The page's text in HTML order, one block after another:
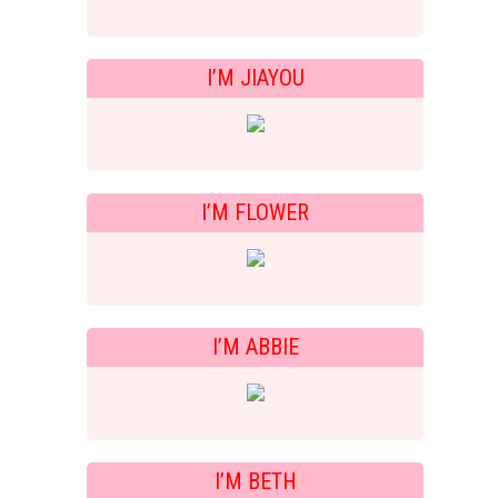
I’M JIAYOU
I’M FLOWER
I’M ABBIE
I’M BETH